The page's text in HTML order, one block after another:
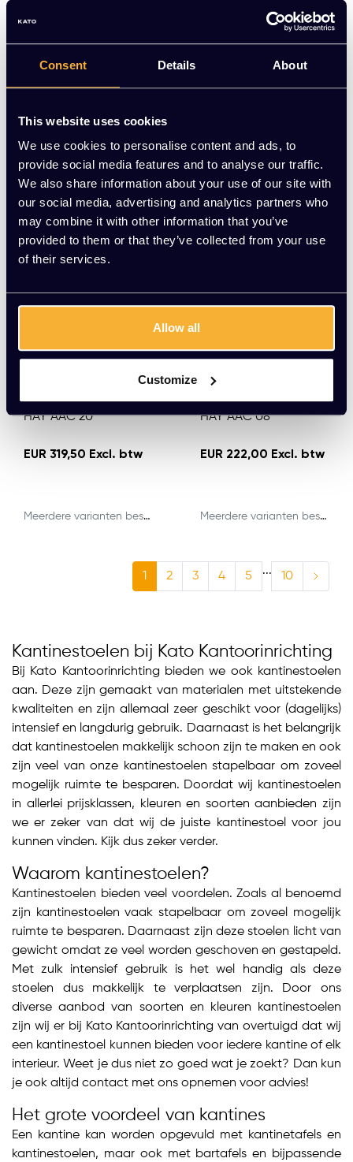
Consent Details About
This website uses cookies
We use cookies to personalise content and ads, to
provide social media features and to analyse our traffic.
We also share information about your use of our site with
our social media, advertising and analytics partners who
may combine it with other information that you’ve
provided to them or that they’ve collected from your use
of their services.
Allow all
Customize
EUR 51,50 Excl. btw
HAY AAC 20
EUR 319,50 Excl. btw
Meerdere varianten beschikbaar
HAY AAC 08
EUR 222,00 Excl. btw
Meerdere varianten beschikbaar
1 2 3 4 5 ... 10
Kantinestoelen bij Kato Kantoorinrichting
Bij Kato Kantoorinrichting bieden we ook kantinestoelen
aan. Deze zijn gemaakt van materialen met uitstekende
kwaliteiten en zijn allemaal zeer geschikt voor (dagelijks)
intensief en langdurig gebruik. Daarnaast is het belangrijk
dat kantinestoelen makkelijk schoon zijn te maken en ook
zijn veel van onze kantinestoelen stapelbaar om zoveel
mogelijk ruimte te besparen. Doordat wij kantinestoelen
in allerlei prijsklassen, kleuren en soorten aanbieden zijn
we er zeker van dat wij de juiste kantinestoel voor jou
kunnen vinden. Kijk dus zeker verder.
Waarom kantinestoelen?
Kantinestoelen bieden veel voordelen. Zoals al benoemd
zijn kantinestoelen vaak stapelbaar om zoveel mogelijk
ruimte te besparen. Daarnaast zijn deze stoelen licht van
gewicht omdat ze veel worden geschoven en gestapeld.
Met zulk intensief gebruik is het wel handig als deze
stoelen dus makkelijk te verplaatsen zijn. Door ons
diverse aanbod van soorten en kleuren kantinestoelen
zijn wij er bij Kato Kantoorinrichting van overtuigd dat wij
een kantinestoel kunnen bieden voor iedere kantine of elk
interieur. Weet je dus niet zo goed wat je zoekt? Dan kun
je ook altijd contact met ons opnemen voor advies!
Het grote voordeel van kantines
Een kantine kan worden opgevuld met kantinetafels en
kantinestoelen, maar ook met bartafels en bijpassende